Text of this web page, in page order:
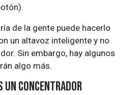
de la gente puede hacerlo
un altavoz inteligente y no
Sin embargo, hay algunos
algo más.
un concentrador